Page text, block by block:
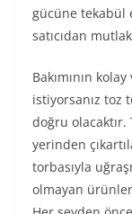
gücüne tekabül
satıcıdan
Bakımının
istiyorsanız toz
doğru olacaktır.
yerinden
torbasıyla
olmayan